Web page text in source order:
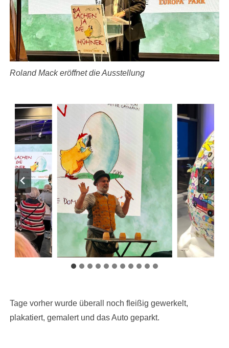
Roland Mack eröffnet die Ausstellung
Tage vorher wurde überall noch fleißig gewerkelt,
plakatiert, gemalert und das Auto geparkt.